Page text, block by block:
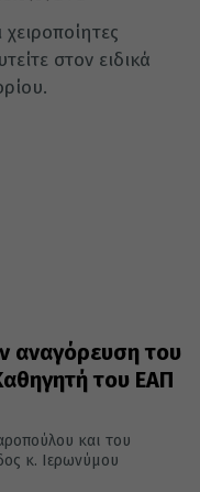
στον ειδικά
αναγόρευση του
του ΕΑΠ
και του
κ. Ιερωνύμου